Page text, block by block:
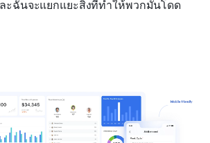
ะฉันจะแยกแยะสิ่งที่ทำให้พวกมันโดด